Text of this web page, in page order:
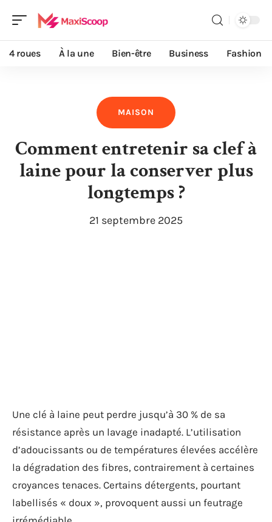
4 roues À la une Bien-être Business Fashion
MAISON
Comment entretenir sa clef à
laine pour la conserver plus
longtemps ?
21 septembre 2025
Une clé à laine peut perdre jusqu’à 30 % de sa
résistance après un lavage inadapté. L’utilisation
d’adoucissants ou de températures élevées accélère
la dégradation des fibres, contrairement à certaines
croyances tenaces. Certains détergents, pourtant
labellisés « doux », provoquent aussi un feutrage